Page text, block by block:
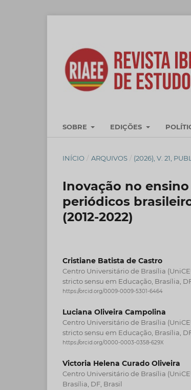
SOBRE EDIÇÕES
INÍCIO / ARQUIVOS / (2026), V. 21,
Inovação no
periódicos
(2012-2022)
Cristiane Batista de Castro
Centro Universitário de Brasília
stricto sensu em Educação, Brasília,
https://orcid.org/0009-0009-5301-6464
Luciana Oliveira Campolina
Centro Universitário de Brasília
stricto sensu em Educação, Brasília,
https://orcid.org/0000-0003-0358-629X
Victoria Helena Curado Oliveira
Centro Universitário de Brasília
Brasília, DF, Brasil